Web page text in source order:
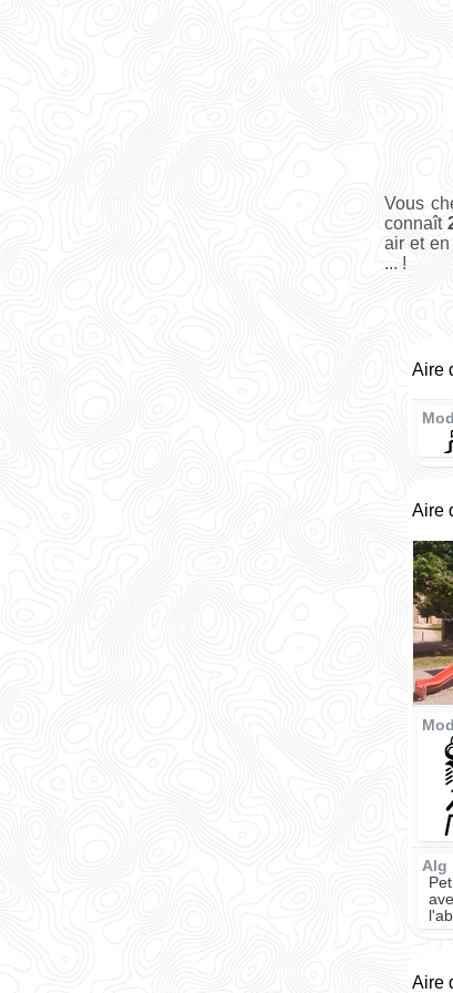
Vous
connaît
air et
... !
Aire
Aire
Alg
Aire